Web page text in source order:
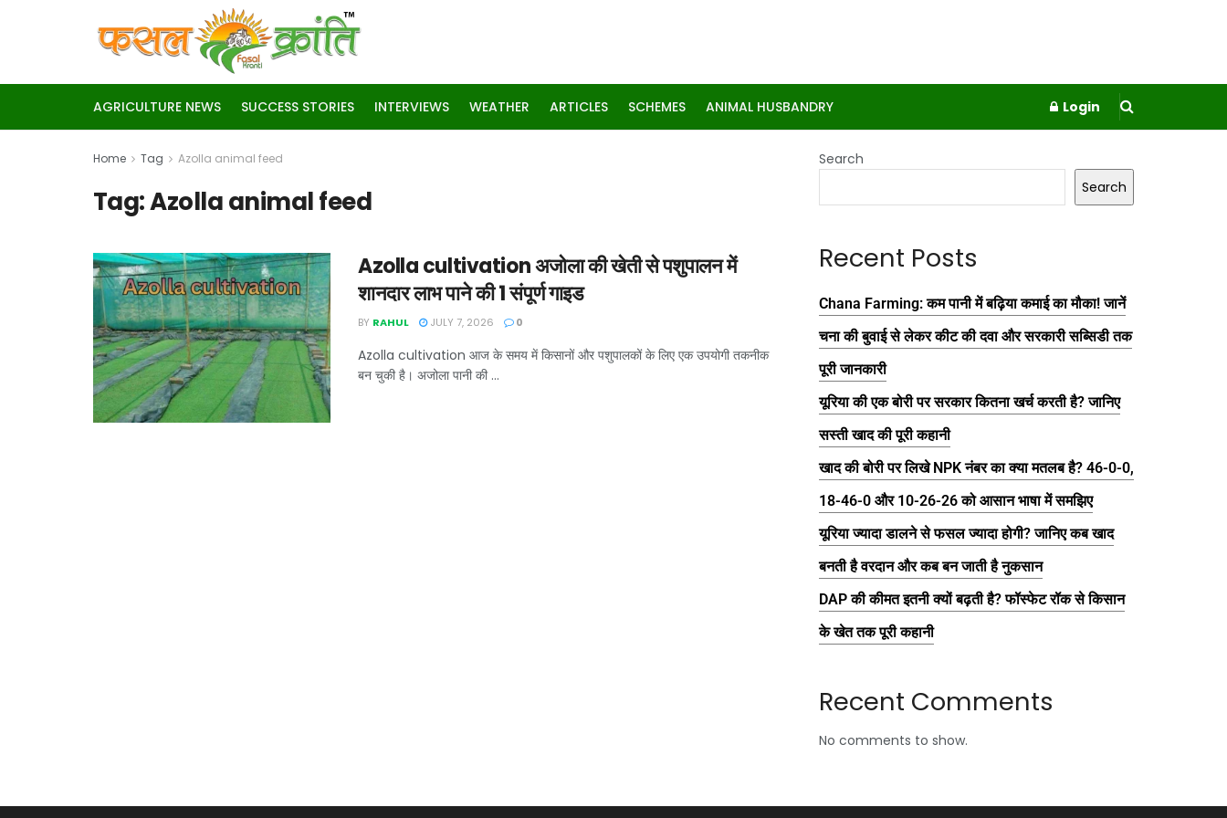
AGRICULTURE NEWS SUCCESS STORIES INTERVIEWS WEATHER ARTICLES SCHEMES ANIMAL HUSBANDRY Login
Home Tag Azolla animal feed
Tag:Azolla animal feed
Azolla cultivation अजोला की खेती से पशुपालन में
शानदार लाभ पाने की 1 संपूर्ण गाइड
BY RAHUL JULY 7, 2026 0
Azolla cultivation आज के समय में किसानों और पशुपालकों के लिए एक उपयोगी तकनीक
बन चुकी है। अजोला पानी की ...
Search
Search
Recent Posts
Chana Farming: कम पानी में बढ़िया कमाई का मौका! जानें
चना की बुवाई से लेकर कीट की दवा और सरकारी सब्सिडी तक
पूरी जानकारी
यूरिया की एक बोरी पर सरकार कितना खर्च करती है? जानिए
सस्ती खाद की पूरी कहानी
खाद की बोरी पर लिखे NPK नंबर का क्या मतलब है? 46-0-0,
18-46-0 और 10-26-26 को आसान भाषा में समझिए
यूरिया ज्यादा डालने से फसल ज्यादा होगी? जानिए कब खाद
बनती है वरदान और कब बन जाती है नुकसान
DAP की कीमत इतनी क्यों बढ़ती है? फॉस्फेट रॉक से किसान
के खेत तक पूरी कहानी
Recent Comments
No comments to show.